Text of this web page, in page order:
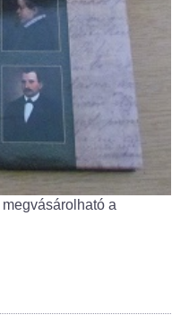
és Szolgáltató Tér
a